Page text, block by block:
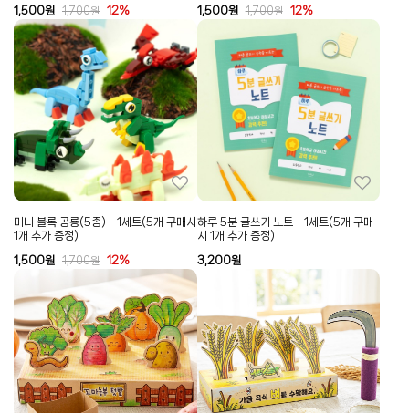
1,500원 1,700원 12% 1,500원 1,700원 12%
미니 블록 공룡(5종) - 1세트(5개 구매시
1개 추가 증정)
1,500원 1,700원 12%
하루 5분 글쓰기 노트 - 1세트(5개 구매
시 1개 추가 증정)
3,200원